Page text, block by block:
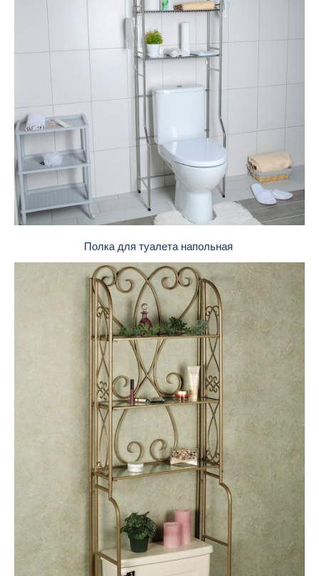
Полка для туалета напольная